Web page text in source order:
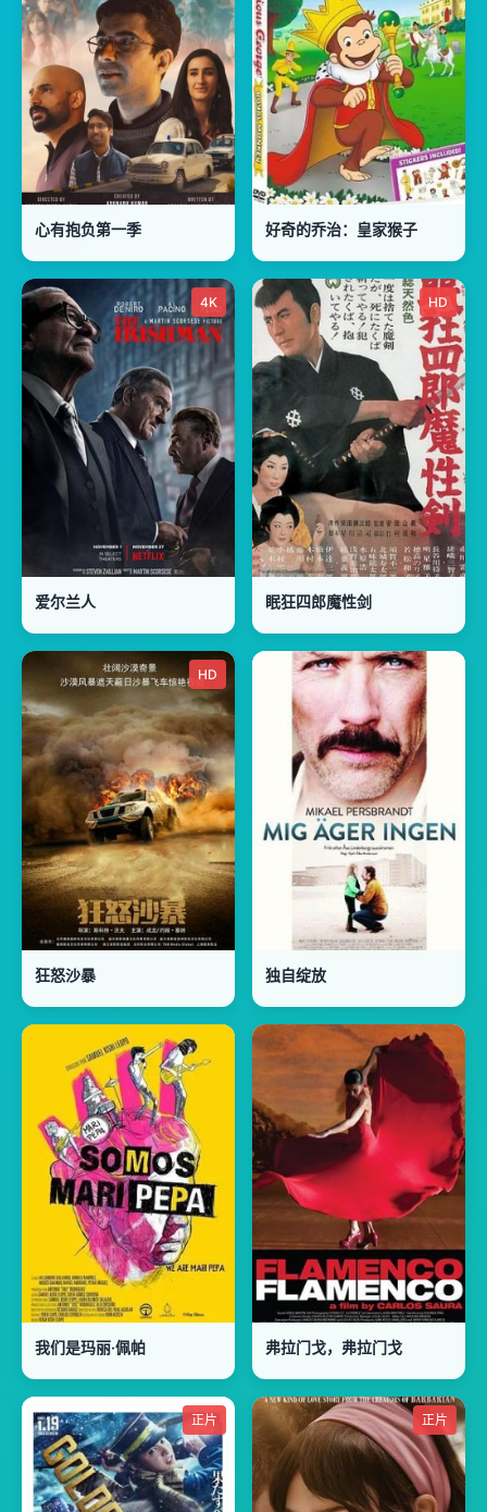
心有抱负第一季 好奇的乔治：皇家猴子
4K
爱尔兰人
HD
眠狂四郎魔性剑
HD
狂怒沙暴 独自绽放
我们是玛丽·佩帕 弗拉门戈，弗拉门戈
正片 正片